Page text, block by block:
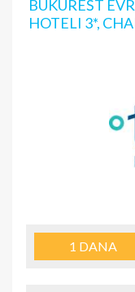
BUKUREŠT
HOTELI 3*,
1 DANA